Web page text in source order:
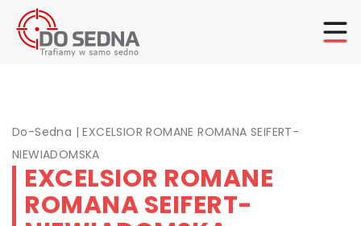
Do-Sedna |EXCELSIOR ROMANE ROMANA SEIFERT-
NIEWIADOMSKA
EXCELSIOR ROMANE
ROMANA SEIFERT-